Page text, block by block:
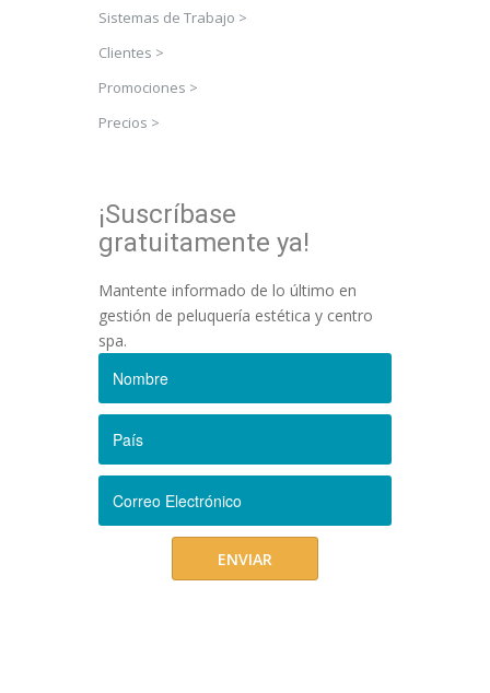
Sistemas de Trabajo >
Clientes >
Promociones >
Precios >
¡Suscríbase
gratuitamente ya!
Mantente informado de lo último en
gestión de peluquería estética y centro
spa.